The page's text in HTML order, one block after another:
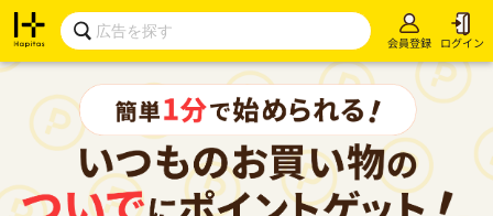
会員登録 ログイン